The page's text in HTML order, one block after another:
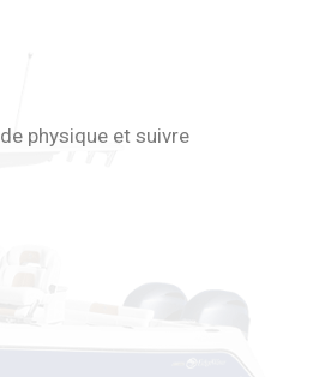
physique et suivre